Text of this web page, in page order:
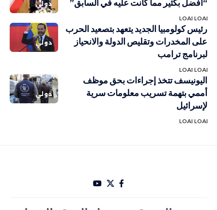
دولي
“أفضل بكثير مما كانت عليه في السابق”
LOAI LOAI
دولي
رئيس كولومبيا الجديد يتعهد بتصعيد الحرب
على المخدرات وتقليص الدولة والانحياز
لبرنامج ترامب
LOAI LOAI
دولي
اليونيسف تتخذ إجراءات بحق موظف
أممي بتهمة تسريب معلومات سرية
لإسرائيل
LOAI LOAI